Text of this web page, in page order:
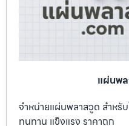
แผ่นพ
จำหน่ายแผ่นพลาสวูด สำหรั
ทนทาน แข็งแรง ราคาถูก